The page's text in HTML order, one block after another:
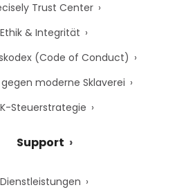
Trust Center
Ethik & Integrität
(Code of Conduct)
gegen moderne Sklaverei
Steuerstrategie
Support
Dienstleistungen